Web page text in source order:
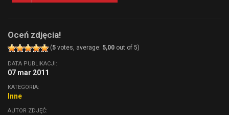
Oceń zdjęcia!
(5 votes, average: 5,00 out of 5)
DATA PUBLIKACJI:
07 mar 2011
KATEGORIA:
Inne
AUTOR ZDJĘĆ: